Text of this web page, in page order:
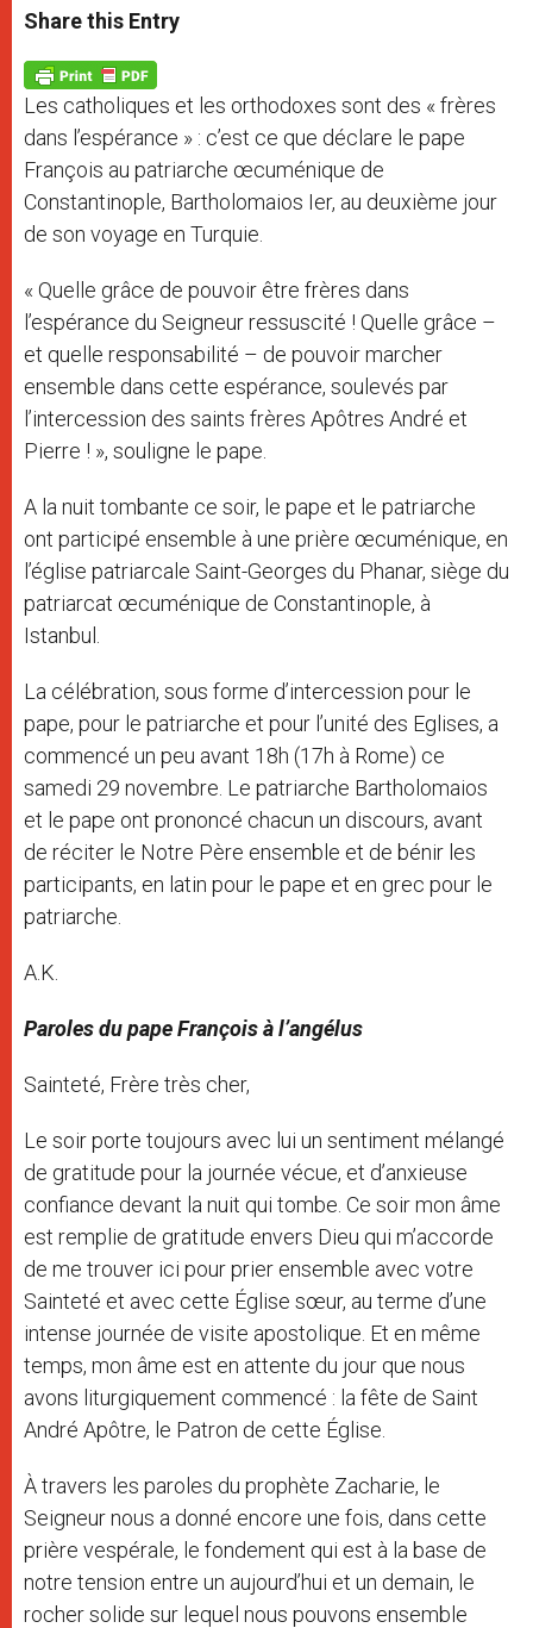
t
s
p
p
s
e
g
e
r
e
b
o
k
Share this Entry
Les catholiques et les orthodoxes sont des « frères
dans l’espérance » : c’est ce que déclare le pape
François au patriarche œcuménique de
Constantinople, Bartholomaios Ier, au deuxième jour
de son voyage en Turquie.
« Quelle grâce de pouvoir être frères dans
l’espérance du Seigneur ressuscité ! Quelle grâce –
et quelle responsabilité – de pouvoir marcher
ensemble dans cette espérance, soulevés par
l’intercession des saints frères Apôtres André et
Pierre ! », souligne le pape.
A la nuit tombante ce soir, le pape et le patriarche
ont participé ensemble à une prière œcuménique, en
l’église patriarcale Saint-Georges du Phanar, siège du
patriarcat œcuménique de Constantinople, à
Istanbul.
La célébration, sous forme d’intercession pour le
pape, pour le patriarche et pour l’unité des Eglises, a
commencé un peu avant 18h (17h à Rome) ce
samedi 29 novembre. Le patriarche Bartholomaios
et le pape ont prononcé chacun un discours, avant
de réciter le Notre Père ensemble et de bénir les
participants, en latin pour le pape et en grec pour le
patriarche.
A.K.
Paroles du pape François à l’angélus
Sainteté, Frère très cher,
Le soir porte toujours avec lui un sentiment mélangé
de gratitude pour la journée vécue, et d’anxieuse
confiance devant la nuit qui tombe. Ce soir mon âme
est remplie de gratitude envers Dieu qui m’accorde
de me trouver ici pour prier ensemble avec votre
Sainteté et avec cette Église sœur, au terme d’une
intense journée de visite apostolique. Et en même
temps, mon âme est en attente du jour que nous
avons liturgiquement commencé : la fête de Saint
André Apôtre, le Patron de cette Église.
À travers les paroles du prophète Zacharie, le
Seigneur nous a donné encore une fois, dans cette
prière vespérale, le fondement qui est à la base de
notre tension entre un aujourd’hui et un demain, le
rocher solide sur lequel nous pouvons ensemble